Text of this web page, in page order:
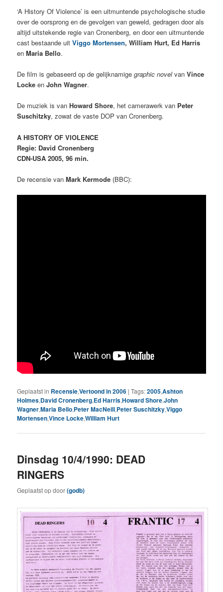
‘A History Of Violence’ is een uitmuntende psychologische studie
over de oorsprong en de gevolgen van geweld, gedragen door als
altijd uitstekende regie van Cronenberg, en door een uitmuntende
cast bestaande uitViggo Mortensen, William Hurt, Ed Harris
enMaria Bello.
De film is gebaseerd op de gelijknamigegraphic novelvanVince
Locke enJohn Wagner.
De muziek is vanHoward Shore, het camerawerk van Peter
Suschitzky, zowat de vaste DOP van Cronenberg.
A HISTORY OF VIOLENCE
Regie: David Cronenberg
CDN-USA 2005, 96 min.
De recensie vanMark Kermode (BBC):
Geplaatst in Recensie,Vertoond in 2006 |Tags:2005,Ashton
Holmes,David Cronenberg,Ed Harris,Howard Shore,John
Wagner,Maria Bello,Peter MacNeill,Peter Suschitzky,Viggo
Mortensen,Vince Locke,William Hurt
Dinsdag 10/4/1990: DEAD
RINGERS
Geplaatst opdoor(godb)